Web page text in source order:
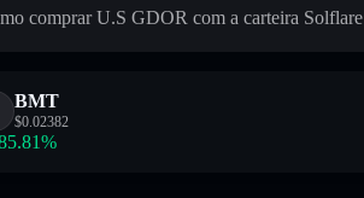
comprar U.S GDOR com a carteira Solflare
BMT
$0.02382
%